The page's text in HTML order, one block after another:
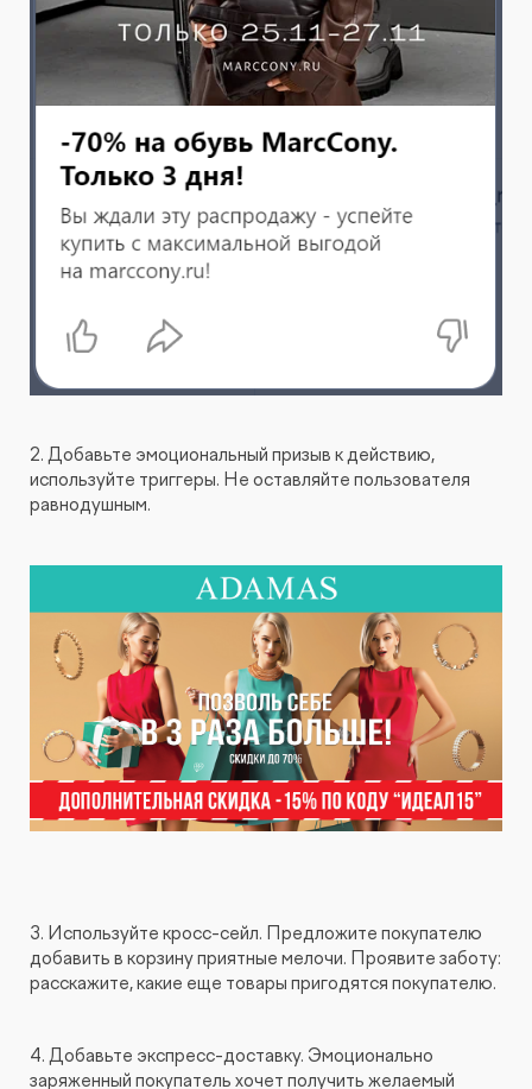
2. Добавьте эмоциональный призыв к действию,
используйте триггеры. Не оставляйте пользователя
равнодушным.
3. Используйте кросс-сейл. Предложите покупателю
добавить в корзину приятные мелочи. Проявите заботу:
расскажите, какие еще товары пригодятся покупателю.
4. Добавьте экспресс-доставку. Эмоционально
заряженный покупатель хочет получить желаемый